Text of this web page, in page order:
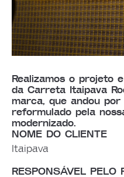
Realizamos o projeto
da Carreta Itaipava
marca, que andou por
reformulado pela
modernizado.
NOME DO CLIENTE
Itaipava
RESPONSÁVEL PELO